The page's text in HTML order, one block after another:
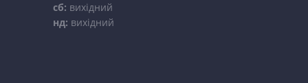
сб: вихідний
нд: вихідний